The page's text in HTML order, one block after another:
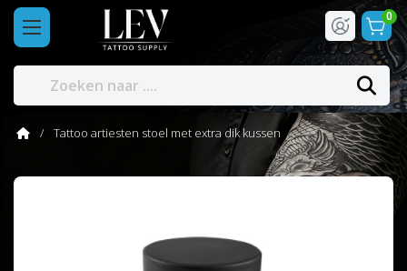
0
Tattoo artiesten stoel met extra dik kussen